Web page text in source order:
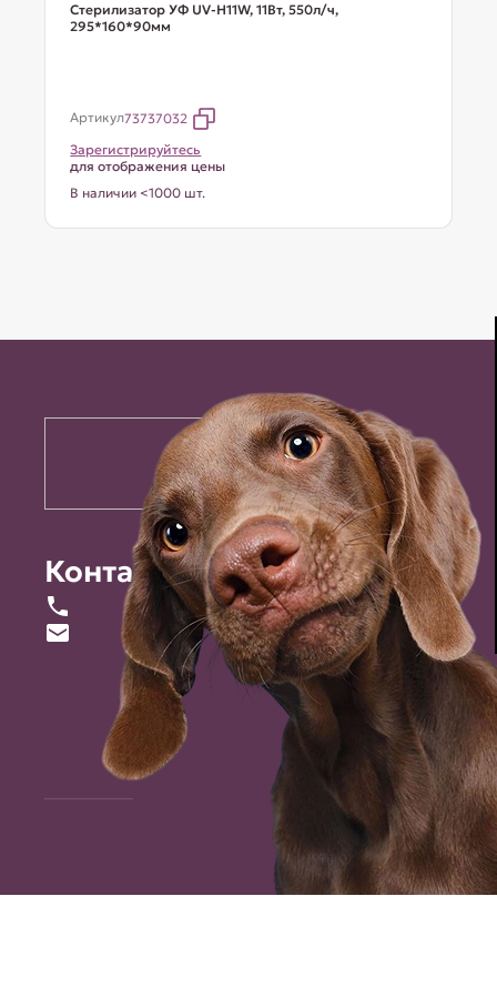
Стерилизатор УФ UV-H11W, 11Вт, 550л/ч,
295*160*90мм
Артикул73737032
Зарегистрируйтесь
для отображения цены
В наличии <1000 шт.
Контакты